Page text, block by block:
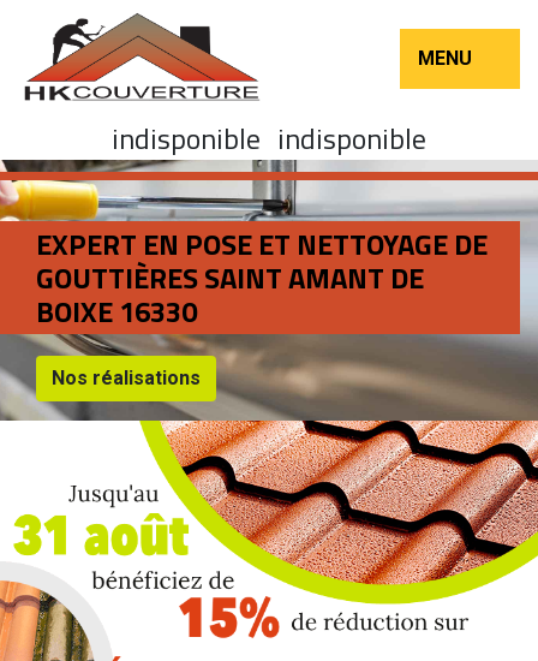
MENU
indisponible indisponible
EXPERT EN POSE ET NETTOYAGE DE
GOUTTIÈRES SAINT AMANT DE
BOIXE 16330
Nos réalisations